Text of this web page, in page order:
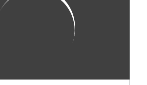
forêt au bord du lac de Serre-
de la Baie Saint Michel (commune